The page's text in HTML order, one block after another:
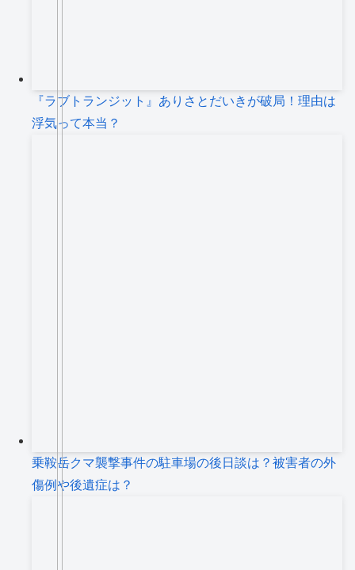
『ラブトランジット』ありさとだいきが破局！理由は
浮気って本当？
乗鞍岳クマ襲撃事件の駐車場の後日談は？被害者の外
傷例や後遺症は？